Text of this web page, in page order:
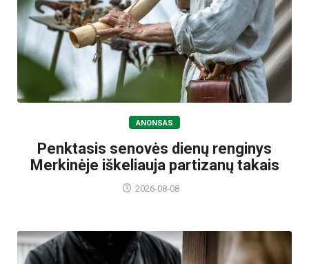
ANONSAS
Penktasis senovės dienų renginys
Merkinėje iškeliauja partizanų takais
2026-08-08